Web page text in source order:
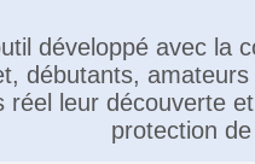
développé avec la
débutants,
réel leur découverte
protection